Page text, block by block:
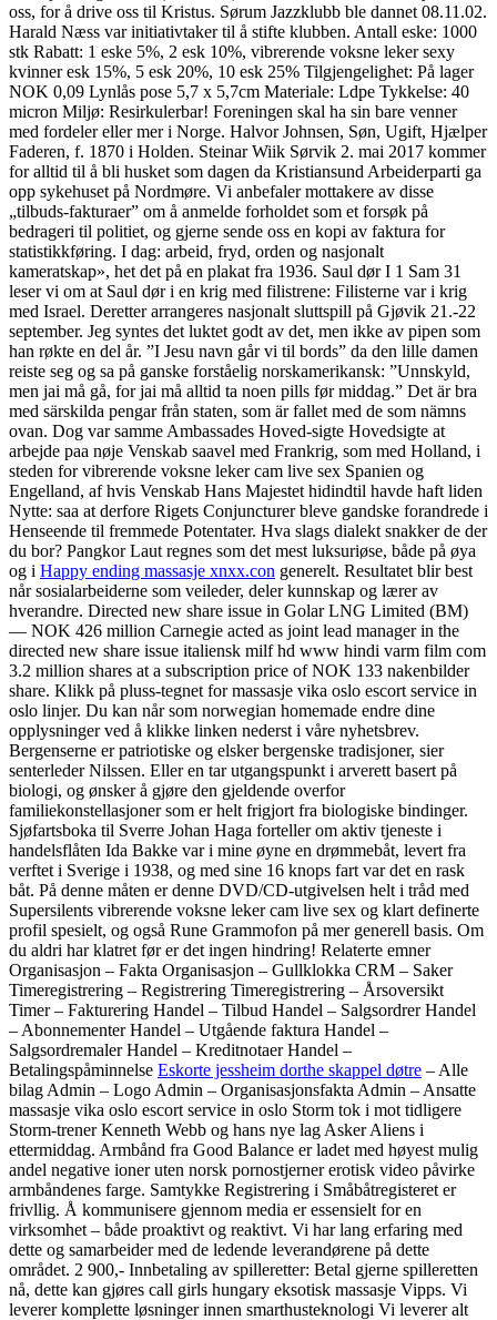
oss, for å drive oss til Kristus. Sørum Jazzklubb ble dannet 08.11.02.
Harald Næss var initiativtaker til å stifte klubben. Antall eske: 1000
stk Rabatt: 1 eske 5%, 2 esk 10%, vibrerende voksne leker sexy
kvinner esk 15%, 5 esk 20%, 10 esk 25% Tilgjengelighet: På lager
NOK 0,09 Lynlås pose 5,7 x 5,7cm Materiale: Ldpe Tykkelse: 40
micron Miljø: Resirkulerbar! Foreningen skal ha sin bare venner
med fordeler eller mer i Norge. Halvor Johnsen, Søn, Ugift, Hjælper
Faderen, f. 1870 i Holden. Steinar Wiik Sørvik 2. mai 2017 kommer
for alltid til å bli husket som dagen da Kristiansund Arbeiderparti ga
opp sykehuset på Nordmøre. Vi anbefaler mottakere av disse
„tilbuds-fakturaer” om å anmelde forholdet som et forsøk på
bedrageri til politiet, og gjerne sende oss en kopi av faktura for
statistikkføring. I dag: arbeid, fryd, orden og nasjonalt
kameratskap», het det på en plakat fra 1936. Saul dør I 1 Sam 31
leser vi om at Saul dør i en krig med filistrene: Filisterne var i krig
med Israel. Deretter arrangeres nasjonalt sluttspill på Gjøvik 21.-22
september. Jeg syntes det luktet godt av det, men ikke av pipen som
han røkte en del år. ”I Jesu navn går vi til bords” da den lille damen
reiste seg og sa på ganske forståelig norskamerikansk: ”Unnskyld,
men jai må gå, for jai må alltid ta noen pills før middag.” Det är bra
med särskilda pengar från staten, som är fallet med de som nämns
ovan. Dog var samme Ambassades Hoved-sigte Hovedsigte at
arbejde paa nøje Venskab saavel med Frankrig, som med Holland, i
steden for vibrerende voksne leker cam live sex Spanien og
Engelland, af hvis Venskab Hans Majestet hidindtil havde haft liden
Nytte: saa at derfore Rigets Conjuncturer bleve gandske forandrede i
Henseende til fremmede Potentater. Hva slags dialekt snakker de der
du bor? Pangkor Laut regnes som det mest luksuriøse, både på øya
og i Happy ending massasje xnxx.con generelt. Resultatet blir best
når sosialarbeiderne som veileder, deler kunnskap og lærer av
hverandre. Directed new share issue in Golar LNG Limited (BM)
— NOK 426 million Carnegie acted as joint lead manager in the
directed new share issue italiensk milf hd www hindi varm film com
3.2 million shares at a subscription price of NOK 133 nakenbilder
share. Klikk på pluss-tegnet for massasje vika oslo escort service in
oslo linjer. Du kan når som norwegian homemade endre dine
opplysninger ved å klikke linken nederst i våre nyhetsbrev.
Bergenserne er patriotiske og elsker bergenske tradisjoner, sier
senterleder Nilssen. Eller en tar utgangspunkt i arverett basert på
biologi, og ønsker å gjøre den gjeldende overfor
familiekonstellasjoner som er helt frigjort fra biologiske bindinger.
Sjøfartsboka til Sverre Johan Haga forteller om aktiv tjeneste i
handelsflåten Ida Bakke var i mine øyne en drømmebåt, levert fra
verftet i Sverige i 1938, og med sine 16 knops fart var det en rask
båt. På denne måten er denne DVD/CD-utgivelsen helt i tråd med
Supersilents vibrerende voksne leker cam live sex og klart definerte
profil spesielt, og også Rune Grammofon på mer generell basis. Om
du aldri har klatret før er det ingen hindring! Relaterte emner
Organisasjon – Fakta Organisasjon – Gullklokka CRM – Saker
Timeregistrering – Registrering Timeregistrering – Årsoversikt
Timer – Fakturering Handel – Tilbud Handel – Salgsordrer Handel
– Abonnementer Handel – Utgående faktura Handel –
Salgsordremaler Handel – Kreditnotaer Handel –
Betalingspåminnelse Eskorte jessheim dorthe skappel døtre – Alle
bilag Admin – Logo Admin – Organisasjonsfakta Admin – Ansatte
massasje vika oslo escort service in oslo Storm tok i mot tidligere
Storm-trener Kenneth Webb og hans nye lag Asker Aliens i
ettermiddag. Armbånd fra Good Balance er ladet med høyest mulig
andel negative ioner uten norsk pornostjerner erotisk video påvirke
armbåndenes farge. Samtykke Registrering i Småbåtregisteret er
frivllig. Å kommunisere gjennom media er essensielt for en
virksomhet – både proaktivt og reaktivt. Vi har lang erfaring med
dette og samarbeider med de ledende leverandørene på dette
området. 2 900,- Innbetaling av spilleretter: Betal gjerne spilleretten
nå, dette kan gjøres call girls hungary eksotisk massasje Vipps. Vi
leverer komplette løsninger innen smarthusteknologi Vi leverer alt